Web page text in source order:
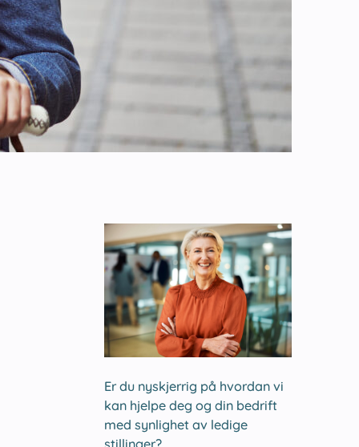
Er du nyskjerrig på hvordan vi
kan hjelpe deg og din bedrift
med synlighet av ledige